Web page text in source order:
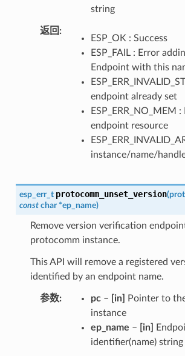
string
返回
ESP_OK : Success
ESP_FAIL : Error
Endpoint with this
endpoint already set
ESP_ERR_NO_MEM
endpoint resource
instance/name/
esp_err_t protocomm_unset_version(
const char *ep_name)
Remove version verification
protocomm instance.
This API will remove a registered
identified by an endpoint name.
参数 pc– [in]
Pointer to
instance
ep_name – [in]
identifier(name) string